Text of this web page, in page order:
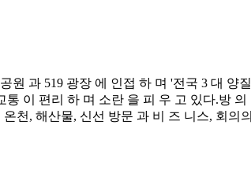
원 과 519 광장 에 인접 하 며 '전국 3 대 양
이 편리 하 며 소란 을 피 우 고 있다.방
천, 해산물, 신선 방문 과 비 즈 니스, 회의